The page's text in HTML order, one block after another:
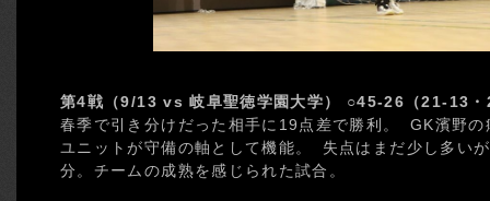
第4戦（9/13 vs 岐阜聖徳学園大学） ○45-26（21-13
春季で引き分けだった相手に19点差で勝利。 GK濱野
ユニットが守備の軸として機能。 失点はまだ少し多い
分。チームの成熟を感じられた試合。